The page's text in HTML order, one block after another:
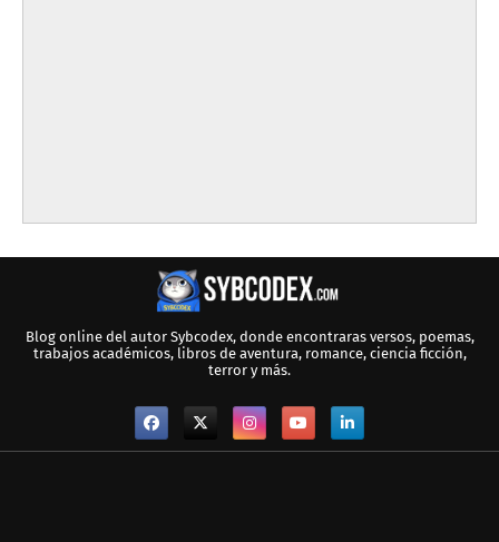
Blog online del autor Sybcodex, donde encontraras versos, poemas,
trabajos académicos, libros de aventura, romance, ciencia ficción,
terror y más.